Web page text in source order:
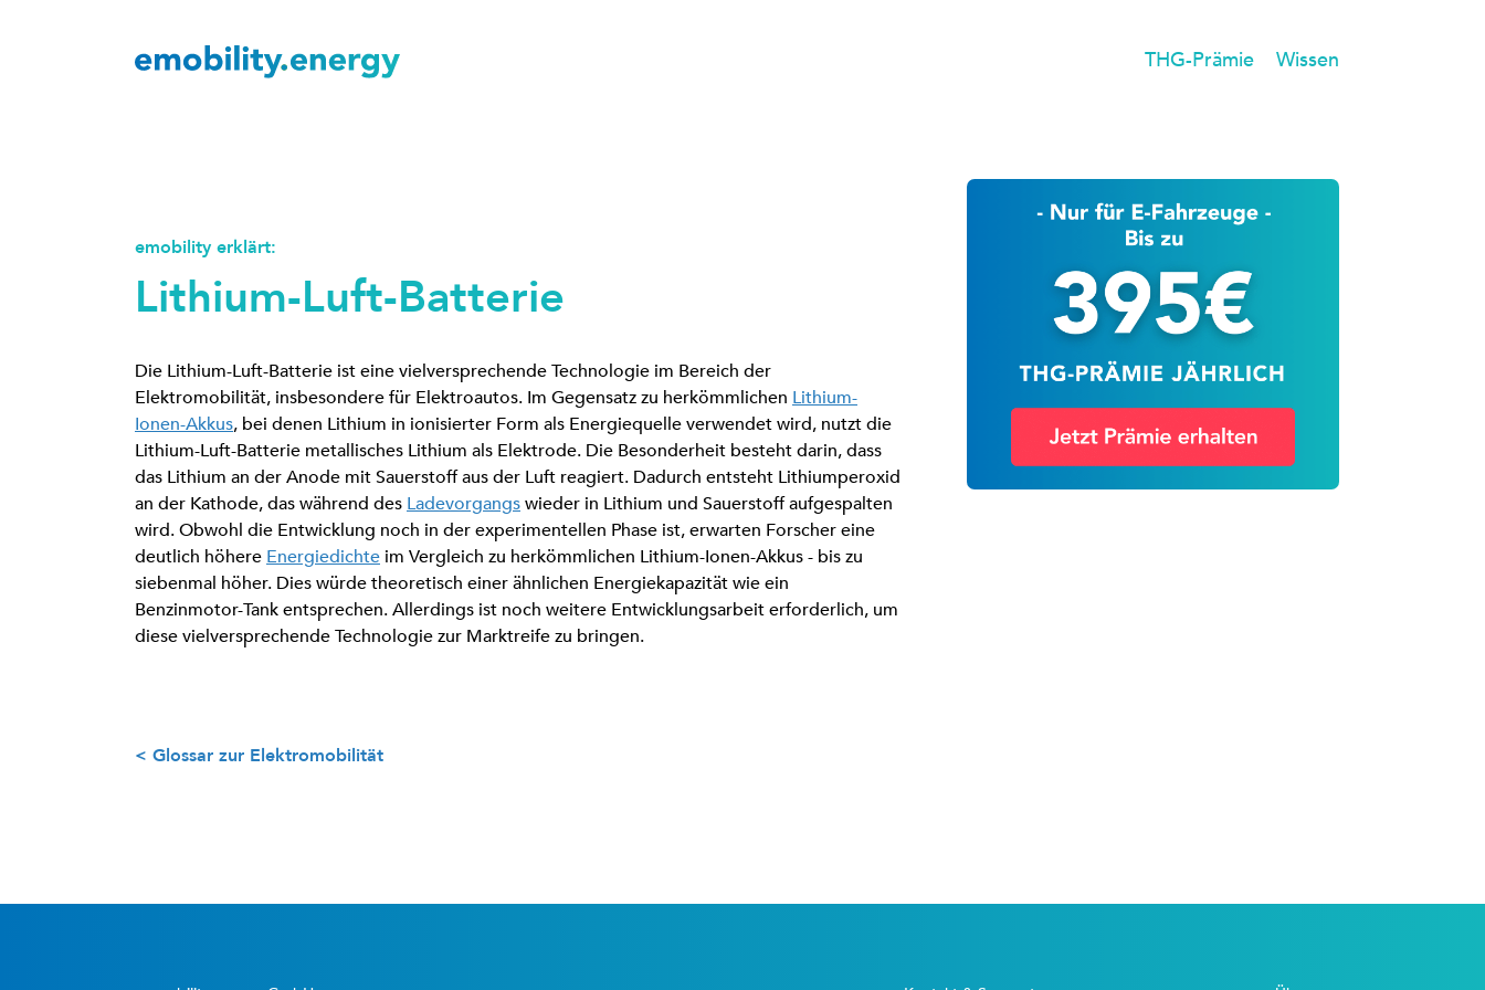
THG-Prämie Wissen
emobility erklärt:
Lithium-Luft-Batterie
Die Lithium-Luft-Batterie ist eine vielversprechende Technologie im Bereich der
Elektromobilität, insbesondere für Elektroautos. Im Gegensatz zu herkömmlichen Lithium-
Ionen-Akkus, bei denen Lithium in ionisierter Form als Energiequelle verwendet wird, nutzt die
Lithium-Luft-Batterie metallisches Lithium als Elektrode. Die Besonderheit besteht darin, dass
das Lithium an der Anode mit Sauerstoff aus der Luft reagiert. Dadurch entsteht Lithiumperoxid
an der Kathode, das während des Ladevorgangswieder in Lithium und Sauerstoff aufgespalten
wird. Obwohl die Entwicklung noch in der experimentellen Phase ist, erwarten Forscher eine
deutlich höhere Energiedichte im Vergleich zu herkömmlichen Lithium-Ionen-Akkus - bis zu
siebenmal höher. Dies würde theoretisch einer ähnlichen Energiekapazität wie ein
Benzinmotor-Tank entsprechen. Allerdings ist noch weitere Entwicklungsarbeit erforderlich, um
diese vielversprechende Technologie zur Marktreife zu bringen.
< Glossar zur Elektromobilität